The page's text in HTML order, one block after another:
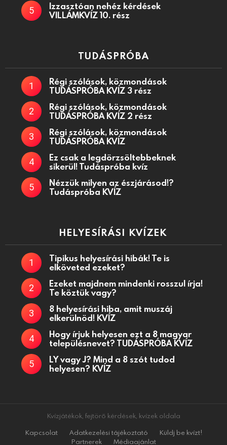
Izzasztóan nehéz kérdések
VILLÁMKVÍZ 10. rész
TUDÁSPRÓBA
Régi szólások, közmondások
TUDÁSPRÓBA KVÍZ 3 rész
Régi szólások, közmondások
TUDÁSPRÓBA KVÍZ 2 rész
Régi szólások, közmondások
TUDÁSPRÓBA KVÍZ
Ez csak a legdörzsöltebbeknek
sikerül! Tudáspróba kvíz
Nézzük milyen az észjárásod!?
Tudáspróba KVÍZ
HELYESÍRÁSI KVÍZEK
Tipikus helyesírási hibák! Te is
elköveted ezeket?
Ezeket majdnem mindenki rosszul írja!
Te köztük vagy?
8 helyesírási hiba, amit muszáj
elkerülnöd! KVÍZ
Hogy írjuk helyesen ezt a 8 magyar
településnevet? TUDÁSPRÓBA KVÍZ
LY vagy J? Mind a 8 szót tudod
helyesen? KVÍZ
Kvízjátékok, fejtörő kérdések, kvízek oldala
Kapcsolat
Adatkezelési tájékoztató
Küldj be kvízt!
Partnerek
Médiaajánlat